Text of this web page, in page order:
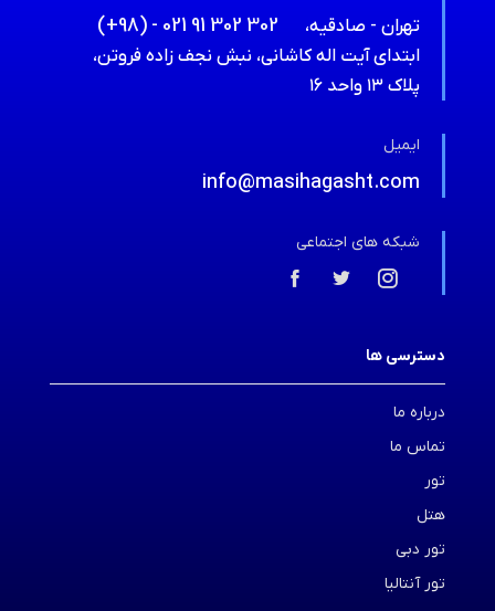
(+98) - 021 91 302 302
تهران - صادقیه،
ابتدای آیت اله کاشانی، نبش نجف زاده فروتن،
پلاک ۱۳ واحد ۱۶
ایمیل
info@masihagasht.com
شبکه های اجتماعی
دسترسی ها
درباره ما
تماس ما
تور
هتل
تور دبی
تور آنتالیا